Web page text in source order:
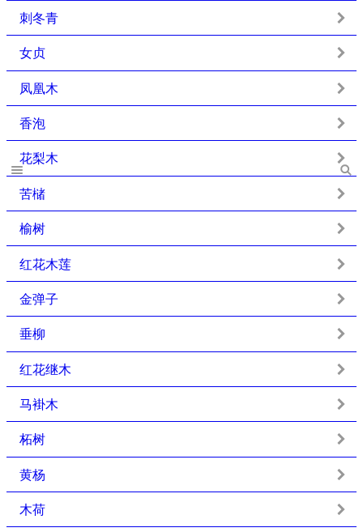
刺冬青
女贞
凤凰木
香泡
花梨木
苦槠
榆树
红花木莲
金弹子
垂柳
红花继木
马褂木
柘树
黄杨
木荷